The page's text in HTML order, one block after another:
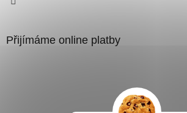
Přijímáme online platby